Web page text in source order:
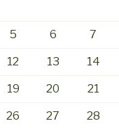
5 6 7
12 13 14
19 20 21
26 27 28